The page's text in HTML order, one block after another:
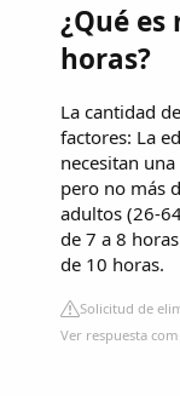
¿Qué
horas?
La cantidad
factores: La
necesitan
pero no más
adultos (26-
de 7 a 8
de 10 horas.
Solicitud de
Ver respuesta